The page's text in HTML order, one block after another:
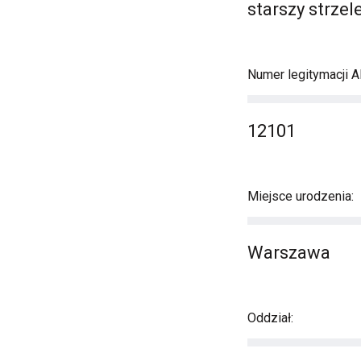
starszy
Numer legitymacji
12101
Miejsce urodzenia:
Warszawa
Oddział: